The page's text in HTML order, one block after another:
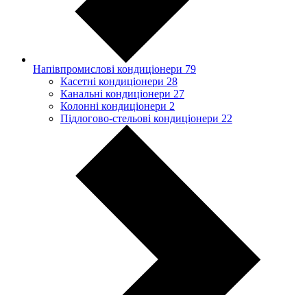
Напівпромислові кондиціонери 79
Касетні кондиціонери 28
Канальні кондиціонери 27
Колонні кондиціонери 2
Підлогово-стельові кондиціонери 22